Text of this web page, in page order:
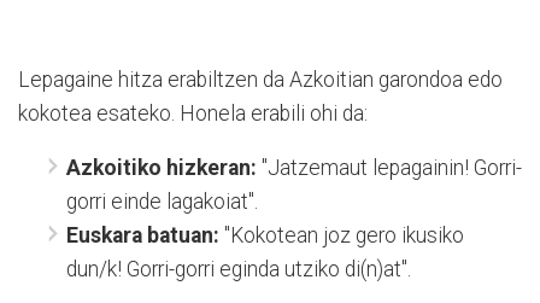
Lepagaine hitza erabiltzen da Azkoitian garondoa edo
kokotea esateko. Honela erabili ohi da:
Azkoitiko hizkeran: "Jatzemaut lepagainin! Gorri-
gorri einde lagakoiat".
Euskara batuan: "Kokotean joz gero ikusiko
dun/k! Gorri-gorri eginda utziko di(n)at".